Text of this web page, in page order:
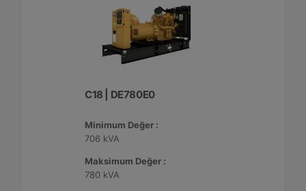
C18 | DE780E0
Minimum Değer :
706 kVA
Maksimum Değer :
780 kVA